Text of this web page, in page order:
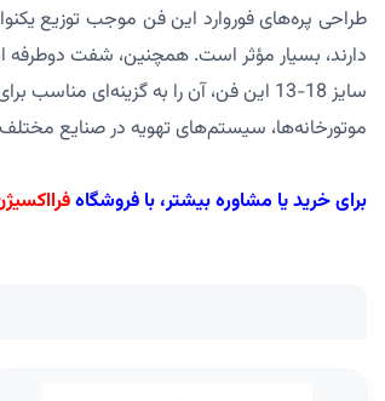
طراحی پره‌های فوروارد این فن موجب توزیع
دارند، بسیار مؤثر است. همچنین، شفت دوطرفه
سایز 18-13 این فن، آن را به گزینه‌ای
موتورخانه‌ها، سیستم‌های تهویه در صنایع مختلف
برای خرید یا مشاوره بیشتر، با فروشگاه